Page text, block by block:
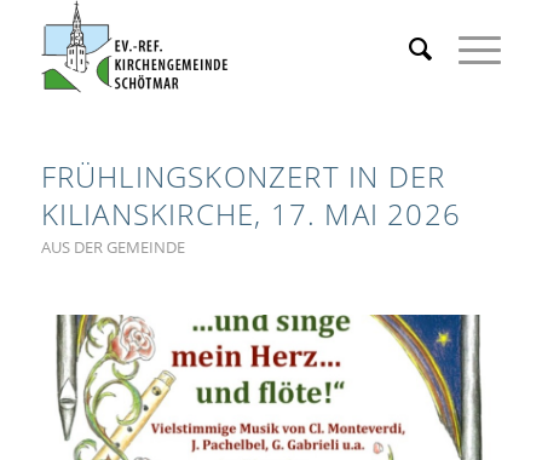
FRÜHLINGSKONZERT IN DER
KILIANSKIRCHE, 17. MAI 2026
AUS DER GEMEINDE